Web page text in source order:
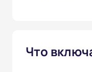
Что